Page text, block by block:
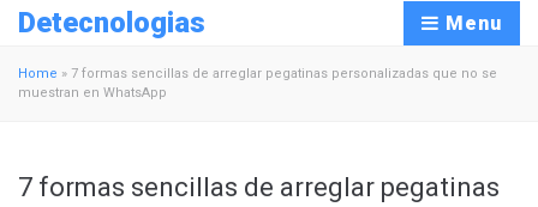
Detecnologias Menu
Home » 7 formas sencillas de arreglar pegatinas personalizadas que no se
muestran en WhatsApp
7 formas sencillas de arreglar pegatinas